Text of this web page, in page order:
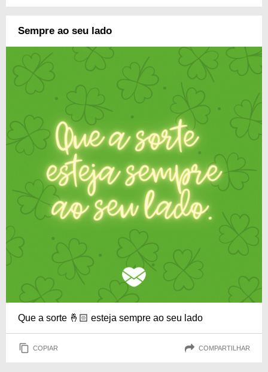
Sempre ao seu lado
Que a sorte 🤞🏻 esteja sempre ao seu lado
COPIAR COMPARTILHAR